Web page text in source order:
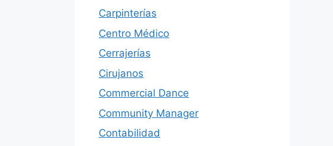
Carpinterías
Centro Médico
Cerrajerías
Cirujanos
Commercial Dance
Community Manager
Contabilidad